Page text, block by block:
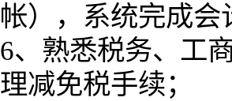
帐），系统完成
6、熟悉税务、工
理减免税手续；